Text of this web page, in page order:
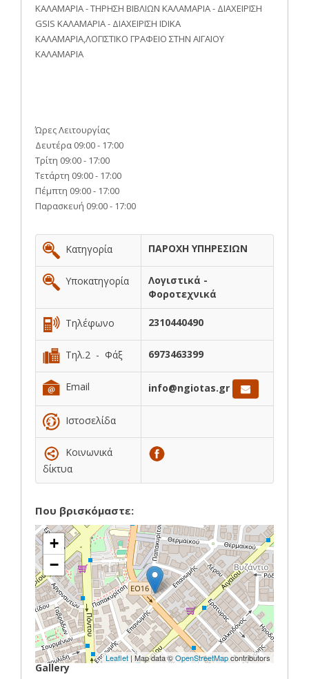
ΚΑΛΑΜΑΡΙΑ - ΤΗΡΗΣΗ ΒΙΒΛΙΩΝ ΚΑΛΑΜΑΡΙΑ - ΔΙΑΧΕΙΡΙΣΗ
GSIS ΚΑΛΑΜΑΡΙΑ - ΔΙΑΧΕΙΡΙΣΗ IDIKA
ΚΑΛΑΜΑΡΙΑ,ΛΟΓΙΣΤΙΚΟ ΓΡΑΦΕΙΟ ΣΤΗΝ ΑΙΓΑΙΟΥ
ΚΑΛΑΜΑΡΙΑ
Ώρες Λειτουργίας
Δευτέρα 09:00 - 17:00
Τρίτη 09:00 - 17:00
Τετάρτη 09:00 - 17:00
Πέμπτη 09:00 - 17:00
Παρασκευή 09:00 - 17:00
Κατηγορία ΠΑΡΟΧΗ ΥΠΗΡΕΣΙΩΝ
Υποκατηγορία
Λογιστικά -
Φοροτεχνικά
Τηλέφωνο 2310440490
Τηλ.2 - Φάξ 6973463399
Email info@ngiotas.gr
Ιστοσελίδα
Κοινωνικά
δίκτυα
Που βρισκόμαστε:
+
−
Leaflet | Map data ©OpenStreetMapcontributors
Gallery